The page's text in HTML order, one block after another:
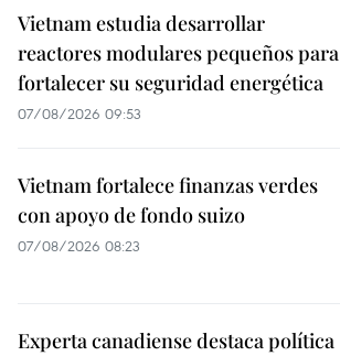
Vietnam estudia desarrollar
reactores modulares pequeños para
fortalecer su seguridad energética
07/08/2026 09:53
Vietnam fortalece finanzas verdes
con apoyo de fondo suizo
07/08/2026 08:23
Experta canadiense destaca política